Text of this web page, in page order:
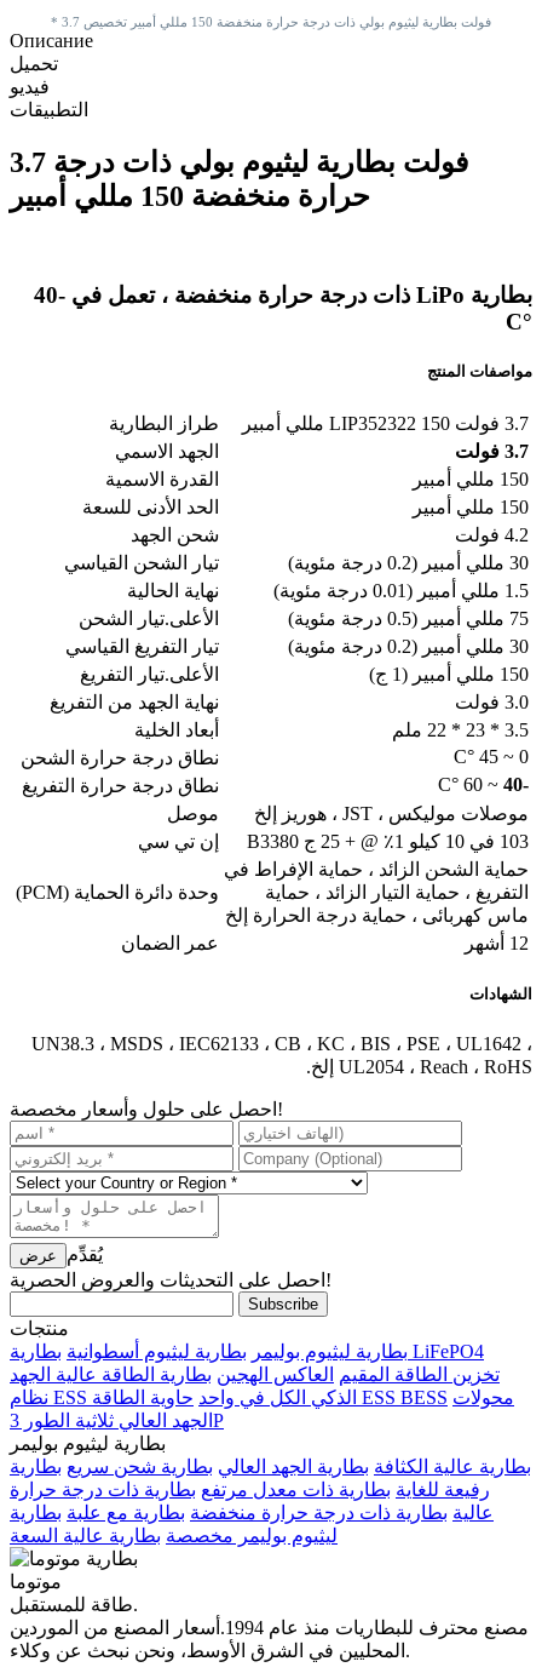
* 3.7 فولت بطارية ليثيوم بولي ذات درجة حرارة منخفضة 150 مللي أمبير تخصيص
Описание
تحميل
فيديو
التطبيقات
3.7 فولت بطارية ليثيوم بولي ذات درجة
حرارة منخفضة 150 مللي أمبير
بطارية LiPo ذات درجة حرارة منخفضة ، تعمل في -40
°C
مواصفات المنتج
طراز البطارية
3.7 فولت LIP352322 150 مللي أمبير
الجهد الاسمي
3.7 فولت
القدرة الاسمية
150 مللي أمبير
الحد الأدنى للسعة
150 مللي أمبير
شحن الجهد
4.2 فولت
تيار الشحن القياسي
30 مللي أمبير (0.2 درجة مئوية)
نهاية الحالية
1.5 مللي أمبير (0.01 درجة مئوية)
الأعلى.تيار الشحن
75 مللي أمبير (0.5 درجة مئوية)
تيار التفريغ القياسي
30 مللي أمبير (0.2 درجة مئوية)
الأعلى.تيار التفريغ
150 مللي أمبير (1 ج)
نهاية الجهد من التفريغ
3.0 فولت
أبعاد الخلية
3.5 * 23 * 22 ملم
نطاق درجة حرارة الشحن
0 ~ 45 °C
نطاق درجة حرارة التفريغ
-40
~ 60 °C
موصل
موصلات موليكس ، JST ، هوريز إلخ
إن تي سي
103 في 10 كيلو 1٪ @ + 25 ج B3380
وحدة دائرة الحماية (PCM)
حماية الشحن الزائد ، حماية الإفراط في
التفريغ ، حماية التيار الزائد ، حماية
ماس كهربائى ، حماية درجة الحرارة إلخ
عمر الضمان
12 أشهر
الشهادات
UN38.3 ، MSDS ، IEC62133 ، CB ، KC ، BIS ، PSE ، UL1642 ،
UL2054 ، Reach ، RoHS إلخ.
احصل على حلول وأسعار مخصصة!
يُقدِّم
احصل على التحديثات والعروض الحصرية!
منتجات
بطارية ليثيوم بوليمر بطارية ليثيوم أسطوانية
بطارية LiFePO4
تخزين الطاقة المقيم
العاكس الهجين بطارية الطاقة عالية الجهد
نظام ESS الذكي الكل في واحد حاوية الطاقة ESS BESS محولات
الجهد العالي ثلاثية الطور 3P
بطارية ليثيوم بوليمر
بطارية عالية الكثافة بطارية الجهد العالي بطارية شحن سريع بطارية
رفيعة للغاية بطارية ذات معدل مرتفع بطارية ذات درجة حرارة
عالية بطارية ذات درجة حرارة منخفضة بطارية مع علبة بطارية
ليثيوم بوليمر مخصصة بطارية عالية السعة
موتوما
طاقة للمستقبل.
مصنع محترف للبطاريات منذ عام 1994.أسعار المصنع من الموردين
المحليين في الشرق الأوسط، ونحن نبحث عن وكلاء.